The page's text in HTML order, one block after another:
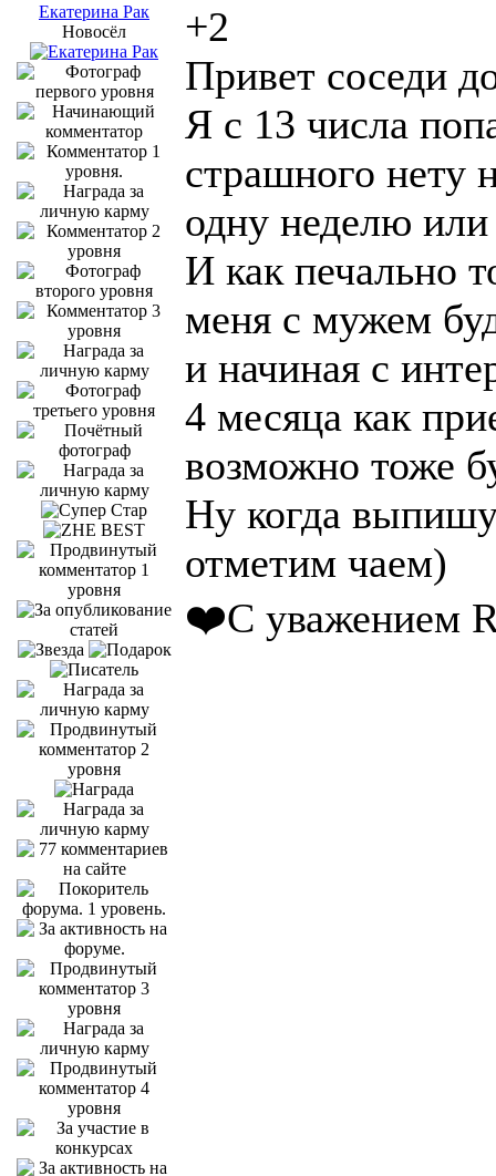
Екатерина Рак
Новосёл
+2
Привет соседи
Я с 13 числа
страшного нету
одну неделю
И как печально
меня с мужем
и начиная с
4 месяца как
возможно тоже
Ну когда
отметим чаем)
❤️С уважением